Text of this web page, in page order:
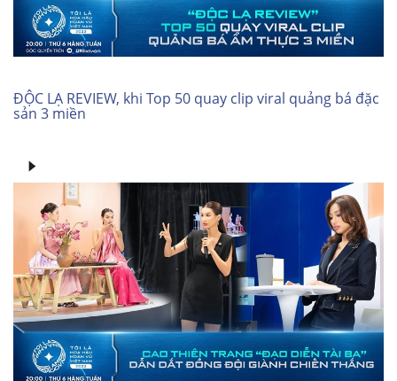
ĐỘC LẠ REVIEW, khi Top 50 quay clip viral quảng bá đặc
sản 3 miền